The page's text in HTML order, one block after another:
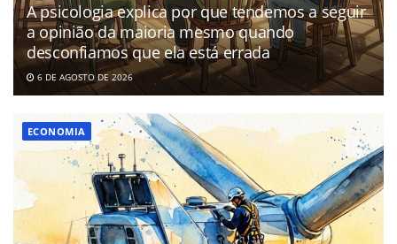
A psicologia explica por que tendemos a seguir
a opinião da maioria mesmo quando
desconfiamos que ela está errada
6 DE AGOSTO DE 2026
ECONOMIA